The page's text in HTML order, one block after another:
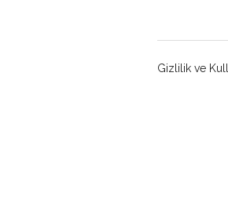
Gizlilik ve